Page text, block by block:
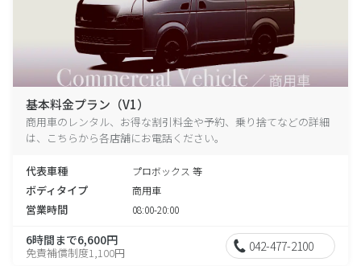
基本料金プラン（V1）
商用車のレンタル、お得な割引料金や予約、乗り捨てなどの詳細
は、こちらから各店舗にお電話ください。
代表車種 プロボックス 等
ボディタイプ 商用車
営業時間 08:00-20:00
6時間まで6,600円
免責補償制度1,100円 042-477-2100